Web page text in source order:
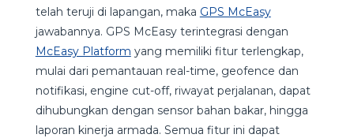
telah teruji di lapangan, maka GPS McEasy
jawabannya. GPS McEasy terintegrasi dengan
McEasy Platform yang memiliki fitur terlengkap,
mulai dari pemantauan real-time, geofence dan
notifikasi, engine cut-off, riwayat perjalanan, dapat
dihubungkan dengan sensor bahan bakar, hingga
laporan kinerja armada. Semua fitur ini dapat